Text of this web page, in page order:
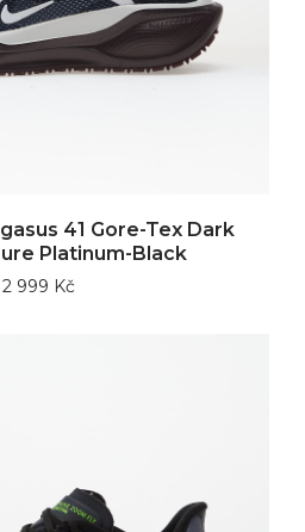
41 Gore-Tex Dark
Platinum-Black
2 999 Kč